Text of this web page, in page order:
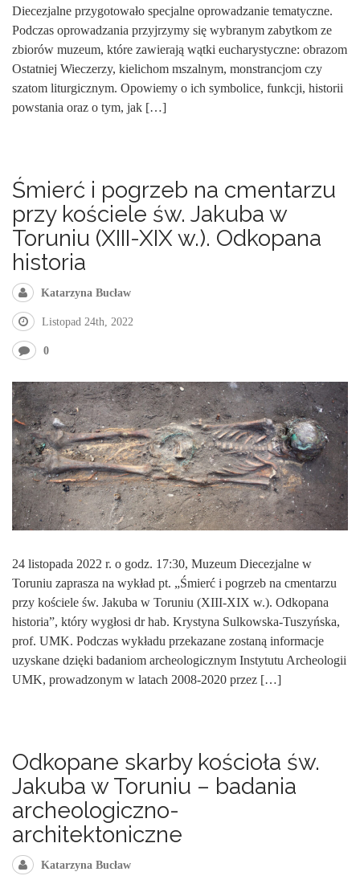
Diecezjalne przygotowało specjalne oprowadzanie tematyczne.
Podczas oprowadzania przyjrzymy się wybranym zabytkom ze
zbiorów muzeum, które zawierają wątki eucharystyczne: obrazom
Ostatniej Wieczerzy, kielichom mszalnym, monstrancjom czy
szatom liturgicznym. Opowiemy o ich symbolice, funkcji, historii
powstania oraz o tym, jak […]
Śmierć i pogrzeb na cmentarzu
przy kościele św. Jakuba w
Toruniu (XIII-XIX w.). Odkopana
historia
Katarzyna Bucław
Listopad 24th, 2022
0
24 listopada 2022 r. o godz. 17:30, Muzeum Diecezjalne w
Toruniu zaprasza na wykład pt. „Śmierć i pogrzeb na cmentarzu
przy kościele św. Jakuba w Toruniu (XIII-XIX w.). Odkopana
historia”, który wygłosi dr hab. Krystyna Sulkowska-Tuszyńska,
prof. UMK. Podczas wykładu przekazane zostaną informacje
uzyskane dzięki badaniom archeologicznym Instytutu Archeologii
UMK, prowadzonym w latach 2008-2020 przez […]
Odkopane skarby kościoła św.
Jakuba w Toruniu – badania
archeologiczno-
architektoniczne
Katarzyna Bucław